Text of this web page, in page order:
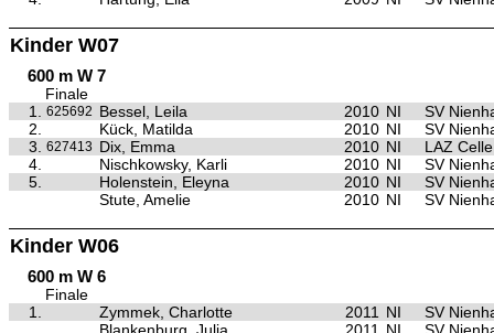
Kinder W07
600 m W 7
Finale
1.
625692 Bessel, Leila 2010 NI
SV
2.
Kück, Matilda 2010 NI
SV
3.
627413 Dix, Emma 2010 NI
LAZ Celle
4.
Nischkowsky, Karli 2010 NI
SV
5.
Holenstein, Eleyna 2010 NI
SV
Stute, Amelie
2010 NI SV
Kinder W06
600 m W 6
Finale
1.
Zymmek, Charlotte 2011 NI
SV